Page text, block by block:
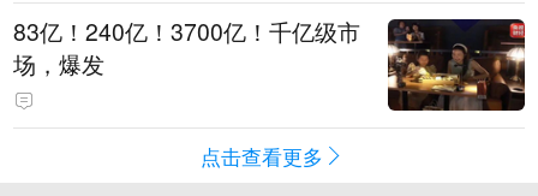
83亿！240亿！3700亿！千亿级市
场，爆发
点击查看更多